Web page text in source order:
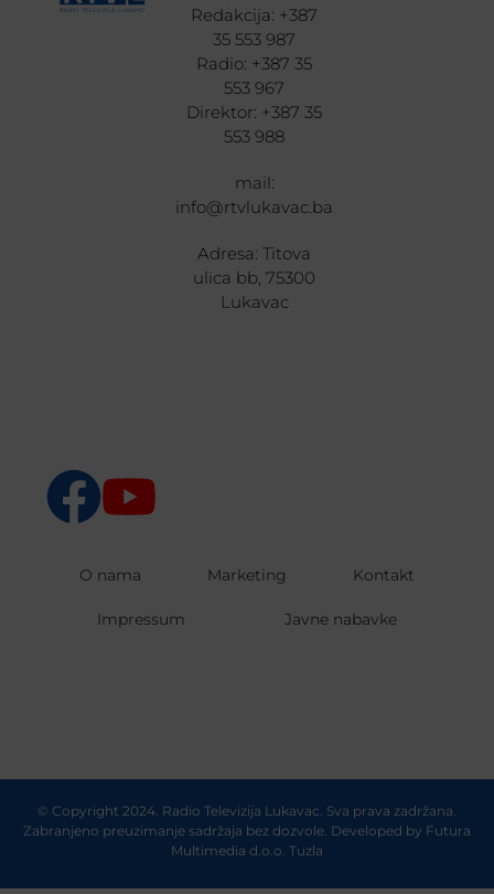
Redakcija: +387
35 553 987
Radio: +387 35
553 967
Direktor: +387 35
553 988
mail:
info@rtvlukavac.ba
Adresa: Titova
ulica bb, 75300
Lukavac
O nama Marketing Kontakt
Impressum Javne nabavke
© Copyright 2024. Radio Televizija Lukavac. Sva prava zadržana.
Zabranjeno preuzimanje sadržaja bez dozvole. Developed by Futura
Multimedia d.o.o. Tuzla